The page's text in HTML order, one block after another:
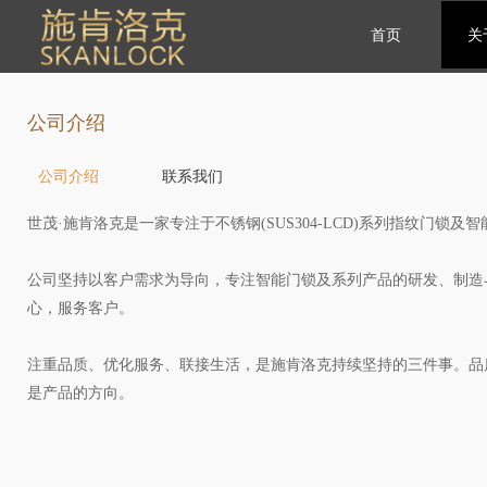
首页 关
公司介绍 联系我们
世茂·施肯洛克是一家专注于不锈钢(SUS304-LCD)系列指纹门锁及
公司坚持以客户需求为导向，专注智能门锁及系列产品的研发、制
心，服务客户。
注重品质、优化服务、联接生活，是施肯洛克持续坚持的三件事。
是产品的方向。
公司介绍